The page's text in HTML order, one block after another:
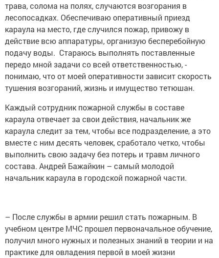
трава, солома на полях, случаются возгорания в
лесопосадках. Обеспечиваю оперативный приезд
караула на место, где случился пожар, привожу в
действие всю аппаратуры, организую бесперебойную
подачу воды. Стараюсь выполнять поставленные
передо мной задачи со всей ответственностью, ­
понимаю, что от моей оперативности зависит скорость
тушения возгораний, жизнь и имущество тетюшан.
Каждый сотрудник пожарной службы в составе
караула отвечает за свои действия, начальник же
караула следит за тем, чтобы все подразделение, а это
вместе с ним десять человек, сработало четко, чтобы
выполнить свою задачу без потерь и травм личного
состава. Андрей Бажайкин – самый молодой
начальник караула в городской ­пожарной части.
– После службы в армии решил стать пожарным. В
учебном центре МЧС прошел первоначальное обучение,
получил много нужных и полезных знаний в теории и на
практике для овладения первой в моей жизни